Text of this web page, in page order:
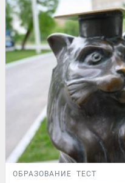
ОБРАЗОВАНИЕ ТЕСТ